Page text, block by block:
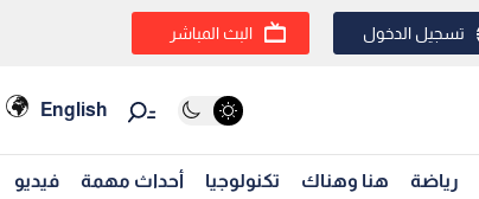
تسجيل الدخول البث المباشر
English
رياضة هنا وهناك تكنولوجيا أحداث مهمة فيديو